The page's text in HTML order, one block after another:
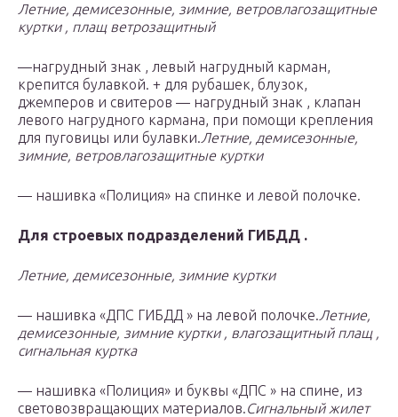
Летние, демисезонные, зимние, ветровлагозащитные
куртки , плащ ветрозащитный
—нагрудный знак , левый нагрудный карман,
крепится булавкой. + для рубашек, блузок,
джемперов и свитеров — нагрудный знак , клапан
левого нагрудного кармана, при помощи крепления
для пуговицы или булавки.Летние, демисезонные,
зимние, ветровлагозащитные куртки
— нашивка «Полиция» на спинке и левой полочке.
Для строевых подразделений ГИБДД .
Летние, демисезонные, зимние куртки
— нашивка «ДПС ГИБДД » на левой полочке.Летние,
демисезонные, зимние куртки , влагозащитный плащ ,
сигнальная куртка
— нашивка «Полиция» и буквы «ДПС » на спине, из
световозвращающих материалов.Сигнальный жилет